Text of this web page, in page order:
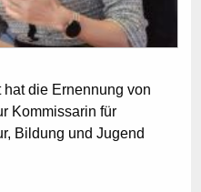
die Ernennung von
Kommissarin für
Bildung und Jugend